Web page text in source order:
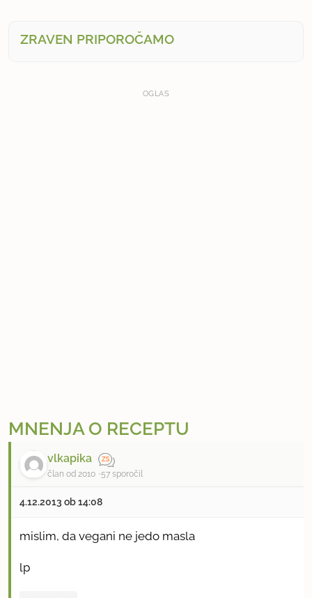
ZRAVEN PRIPOROČAMO
OGLAS
MNENJA O RECEPTU
vlkapika
član od 2010 57 sporočil
4.12.2013 ob 14:08
mislim, da vegani ne jedo masla
lp